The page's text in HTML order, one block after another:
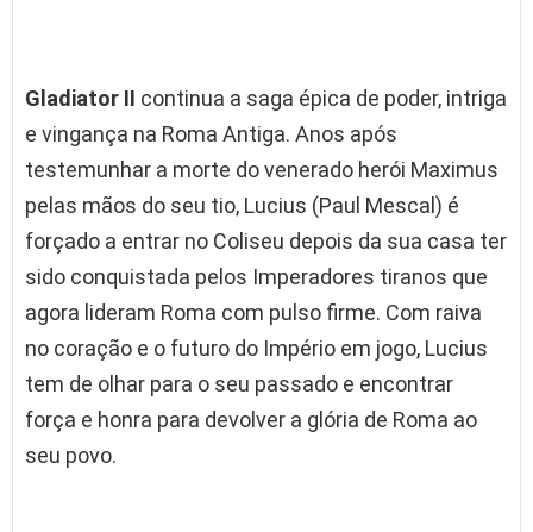
Gladiator II continua a saga épica de poder, intriga
e vingança na Roma Antiga. Anos após
testemunhar a morte do venerado herói Maximus
pelas mãos do seu tio, Lucius (Paul Mescal) é
forçado a entrar no Coliseu depois da sua casa ter
sido conquistada pelos Imperadores tiranos que
agora lideram Roma com pulso firme. Com raiva
no coração e o futuro do Império em jogo, Lucius
tem de olhar para o seu passado e encontrar
força e honra para devolver a glória de Roma ao
seu povo.